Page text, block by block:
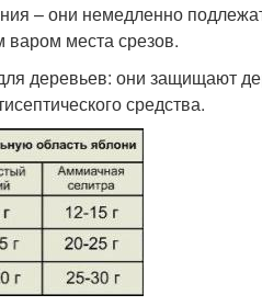
– они немедленно
места срезов.
деревьев: они защищают
средства.